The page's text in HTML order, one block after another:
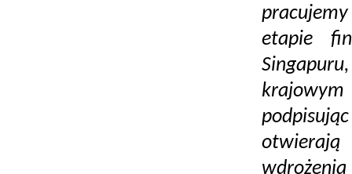
etapie